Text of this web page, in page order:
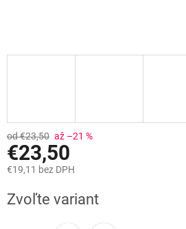
od €23,50 až –21 %
€23,50
€19,11 bez DPH
cena:
Zvoľte variant